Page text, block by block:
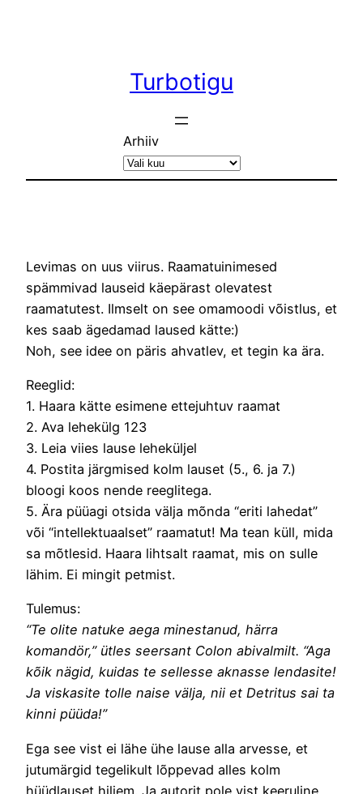
Turbotigu
Arhiiv
Levimas on uus viirus. Raamatuinimesed
spämmivad lauseid käepärast olevatest
raamatutest. Ilmselt on see omamoodi võistlus, et
kes saab ägedamad laused kätte:)
Noh, see idee on päris ahvatlev, et tegin ka ära.
Reeglid:
1. Haara kätte esimene ettejuhtuv raamat
2. Ava lehekülg 123
3. Leia viies lause leheküljel
4. Postita järgmised kolm lauset (5., 6. ja 7.)
bloogi koos nende reeglitega.
5. Ära püüagi otsida välja mõnda “eriti lahedat”
või “intellektuaalset” raamatut! Ma tean küll, mida
sa mõtlesid. Haara lihtsalt raamat, mis on sulle
lähim. Ei mingit petmist.
Tulemus:
“Te olite natuke aega minestanud, härra
komandör,” ütles seersant Colon abivalmilt. “Aga
kõik nägid, kuidas te sellesse aknasse lendasite!
Ja viskasite tolle naise välja, nii et Detritus sai ta
kinni püüda!”
Ega see vist ei lähe ühe lause alla arvesse, et
jutumärgid tegelikult lõppevad alles kolm
hüüdlauset hiljem. Ja autorit pole vist keeruline